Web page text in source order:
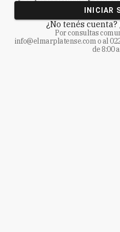
INICIAR
¿No tenés cuenta?
Por consultas
info@elmarplatense.como al
de 8:00